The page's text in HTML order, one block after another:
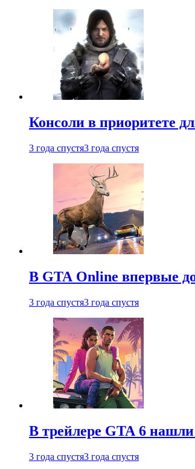
Консоли в приоритете
3 года спустя3 года спустя
В GTA Online впервые
3 года спустя3 года спустя
В трейлере GTA 6
3 года спустя3 года спустя